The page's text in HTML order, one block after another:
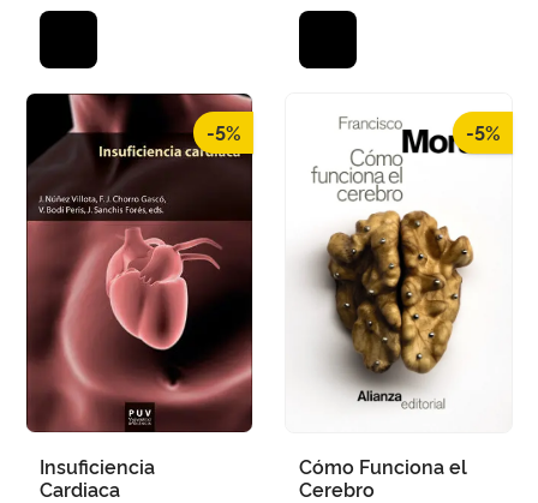
-5%
Insuficiencia
Cardiaca
-5%
Cómo Funciona el
Cerebro